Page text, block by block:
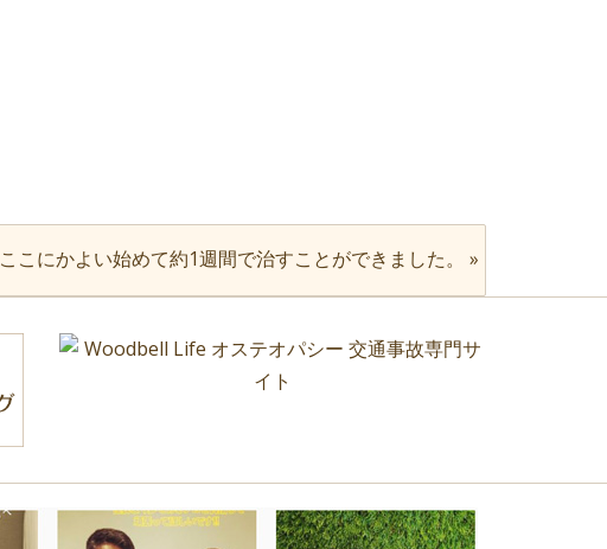
ここにかよい始めて約1週間で治すことができました。 »